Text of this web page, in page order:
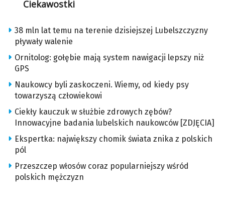
Ciekawostki
38 mln lat temu na terenie dzisiejszej Lubelszczyzny
pływały walenie
Ornitolog: gołębie mają system nawigacji lepszy niż
GPS
Naukowcy byli zaskoczeni. Wiemy, od kiedy psy
towarzyszą człowiekowi
Ciekły kauczuk w służbie zdrowych zębów?
Innowacyjne badania lubelskich naukowców [ZDJĘCIA]
Ekspertka: największy chomik świata znika z polskich
pól
Przeszczep włosów coraz popularniejszy wśród
polskich mężczyzn